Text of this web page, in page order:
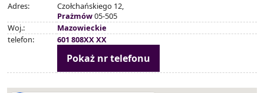
Adres:
Czołchańskiego 12,
Prażmów05-505
Woj.:
Mazowieckie
telefon:
601 808XX XX
Pokaż nr telefonu